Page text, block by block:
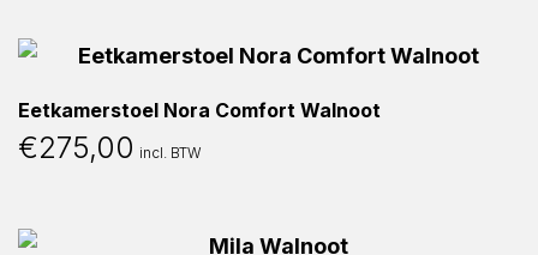
Eetkamerstoel Nora Comfort Walnoot
€275,00 incl. BTW